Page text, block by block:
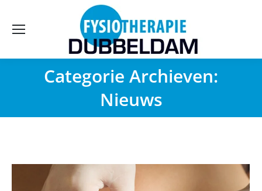
Categorie Archieven:
Nieuws